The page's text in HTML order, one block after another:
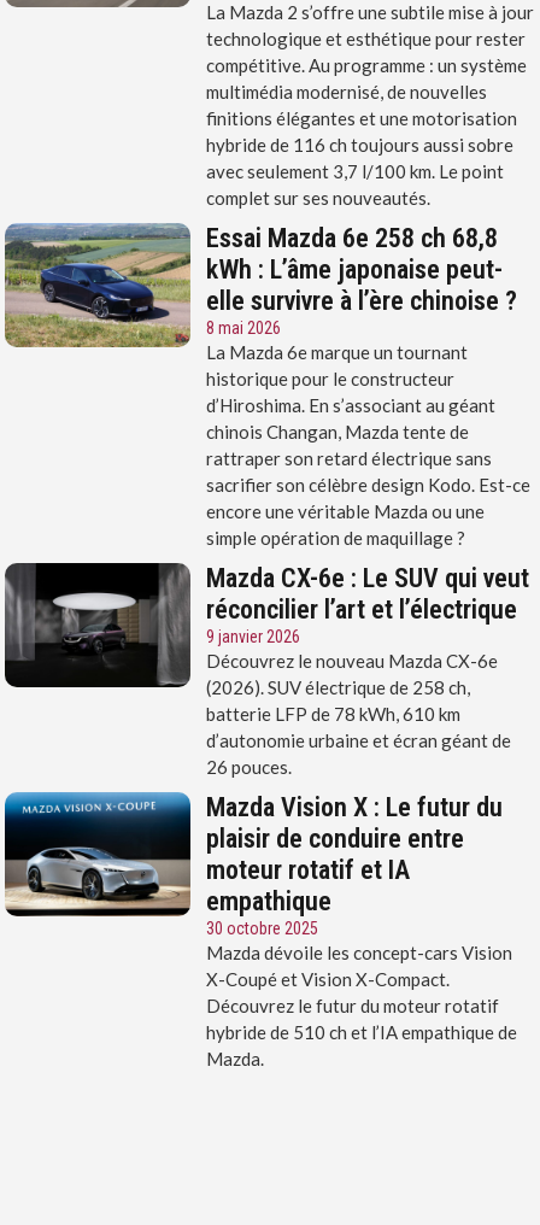
La Mazda 2 s’offre une subtile mise à jour
technologique et esthétique pour rester
compétitive. Au programme : un système
multimédia modernisé, de nouvelles
finitions élégantes et une motorisation
hybride de 116 ch toujours aussi sobre
avec seulement 3,7 l/100 km. Le point
complet sur ses nouveautés.
Essai Mazda 6e 258 ch 68,8
kWh : L’âme japonaise peut-
elle survivre à l’ère chinoise ?
8 mai 2026
La Mazda 6e marque un tournant
historique pour le constructeur
d’Hiroshima. En s’associant au géant
chinois Changan, Mazda tente de
rattraper son retard électrique sans
sacrifier son célèbre design Kodo. Est-ce
encore une véritable Mazda ou une
simple opération de maquillage ?
Mazda CX-6e : Le SUV qui veut
réconcilier l’art et l’électrique
9 janvier 2026
Découvrez le nouveau Mazda CX-6e
(2026). SUV électrique de 258 ch,
batterie LFP de 78 kWh, 610 km
d’autonomie urbaine et écran géant de
26 pouces.
Mazda Vision X : Le futur du
plaisir de conduire entre
moteur rotatif et IA
empathique
30 octobre 2025
Mazda dévoile les concept-cars Vision
X-Coupé et Vision X-Compact.
Découvrez le futur du moteur rotatif
hybride de 510 ch et l’IA empathique de
Mazda.